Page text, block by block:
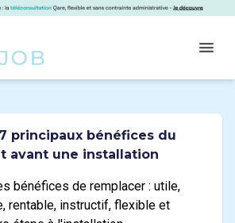
principaux bénéfices du
avant une installation
bénéfices de remplacer : utile,
rentable, instructif, flexible et
cookies